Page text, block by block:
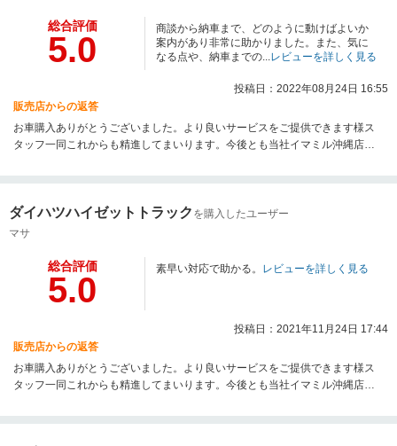
総合評価
5.0
商談から納車まで、どのように動けばよいか
案内があり非常に助かりました。また、気に
なる点や、納車までの... レビューを詳しく見る
投稿日：2022年08月24日 16:55
販売店からの返答
お車購入ありがとうございました。より良いサービスをご提供できます様ス
タッフ一同これからも精進してまいります。今後とも当社イマミル沖縄店を
ダイハツハイゼットトラック を購入したユーザー
マサ
総合評価
5.0
素早い対応で助かる。 レビューを詳しく見る
投稿日：2021年11月24日 17:44
販売店からの返答
お車購入ありがとうございました。より良いサービスをご提供できます様ス
タッフ一同これからも精進してまいります。今後とも当社イマミル沖縄店を